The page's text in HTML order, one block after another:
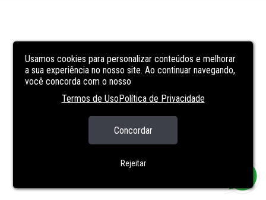
Usamos cookies para personalizar conteúdos e melhorar
a sua experiência no nosso site. Ao continuar navegando,
você concorda com o nosso
Termos de UsoPolítica de Privacidade
Concordar
Rejeitar